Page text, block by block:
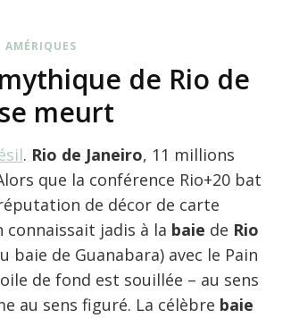
AMÉRIQUES
de Rio de
meurt
. Rio de Janeiro, 11 millions
que la conférence Rio+20 bat
de décor de carte
connaissait jadis à la baie de Rio
baie de Guanabara) avec le Pain
de fond est souillée – au sens
au sens figuré. La célèbre baie